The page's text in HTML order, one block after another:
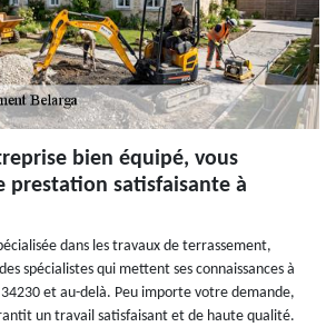
bien équipé, vous
prestation satisfaisante à
dans les travaux de terrassement,
spécialistes qui mettent ses connaissances à
et au-delà. Peu importe votre demande,
un travail satisfaisant et de haute qualité.